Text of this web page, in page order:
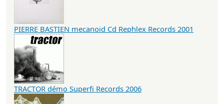
PIERRE BASTIEN mecanoid Cd Rephlex Records 2001
TRACTOR démo Superfi Records 2006